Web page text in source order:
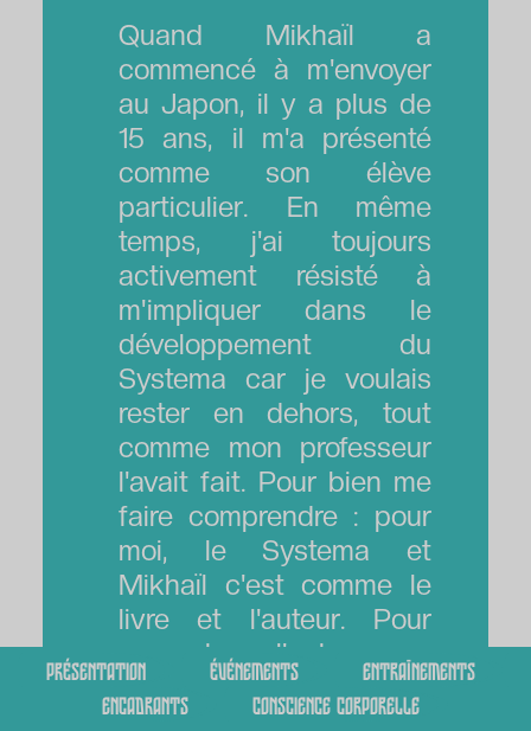
présentation événements
entraînements
encadrants
conscience corporelle
Quand Mikhaïl a
commencé à m'envoyer
au Japon, il y a plus de
15 ans, il m'a présenté
comme son élève
particulier. En même
temps, j'ai toujours
activement résisté à
m'impliquer dans le
développement du
Systema car je voulais
rester en dehors, tout
comme mon professeur
l'avait fait. Pour bien me
faire comprendre : pour
moi, le Systema et
Mikhaïl c'est comme le
livre et l'auteur. Pour
rencontrer l'auteur, un
personnage doit quitter
le livre. Ce que j'ai fait